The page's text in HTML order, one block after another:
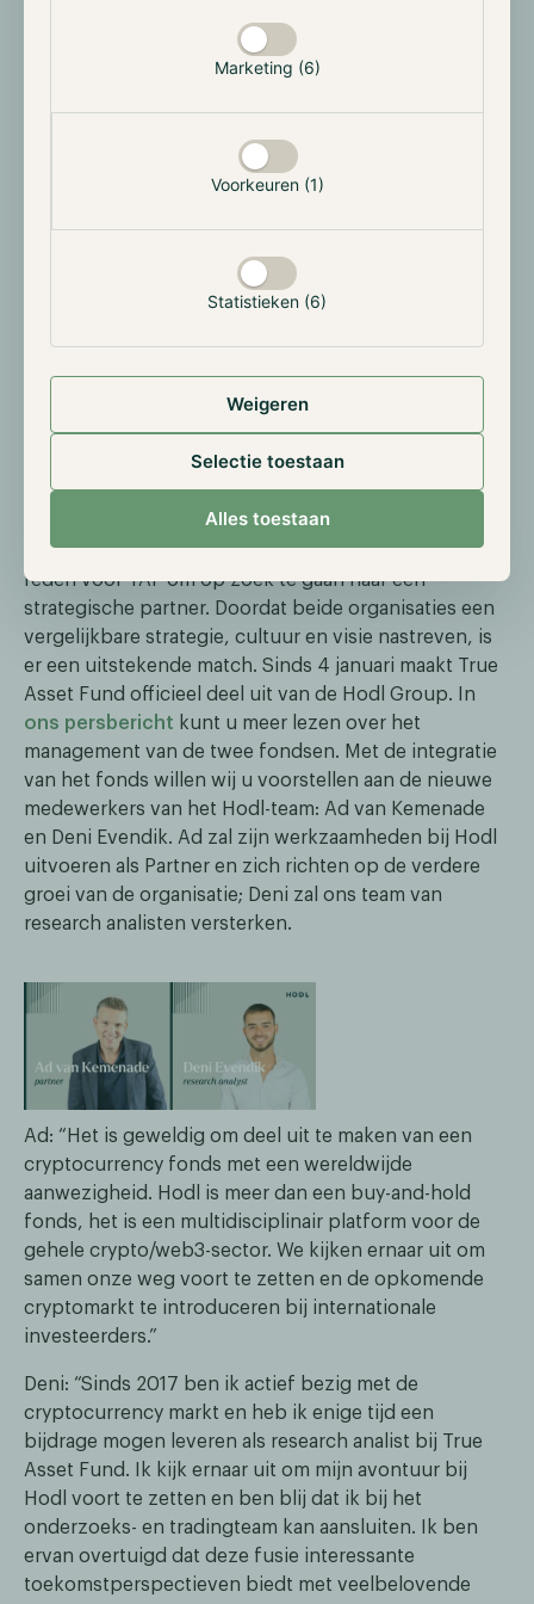
Marketing (6)
Voorkeuren (1)
Statistieken (6)
Weigeren
Selectie toestaan
Alles toestaan
AI. Vanwege de enorme mogelijkheden, schreven wij
eerder in 2021 al een uitgebreid artikel en rapport
over OCEAN. Door onze tijdige interesse in deze
sector profiteerden ook de Hodl-fondsen van de
opwaartse beweging van onder andere OCEAN.
Ondanks de hype die momenteel heerst, voorzien wij
ook op de lange termijn een interessante potentie
Lees het rapport
Op 25 januari kondigden we de fusie aan van het
Nederlandse cryptocurrency investeringsfonds True
Asset Fund II (TAF) met de Hodl Group. Met de groei
van de markt zullen er meer uitdagingen ontstaan en
zal de regelgeving toenemen. Dit was dan ook een
reden voor TAF om op zoek te gaan naar een
strategische partner. Doordat beide organisaties een
vergelijkbare strategie, cultuur en visie nastreven, is
er een uitstekende match. Sinds 4 januari maakt True
Asset Fund officieel deel uit van de Hodl Group. In
ons persbericht kunt u meer lezen over het
management van de twee fondsen. Met de integratie
van het fonds willen wij u voorstellen aan de nieuwe
medewerkers van het Hodl-team: Ad van Kemenade
en Deni Evendik. Ad zal zijn werkzaamheden bij Hodl
uitvoeren als Partner en zich richten op de verdere
groei van de organisatie; Deni zal ons team van
research analisten versterken.
Ad: “Het is geweldig om deel uit te maken van een
cryptocurrency fonds met een wereldwijde
aanwezigheid. Hodl is meer dan een buy-and-hold
fonds, het is een multidisciplinair platform voor de
gehele crypto/web3-sector. We kijken ernaar uit om
samen onze weg voort te zetten en de opkomende
cryptomarkt te introduceren bij internationale
investeerders.”
Deni: “Sinds 2017 ben ik actief bezig met de
cryptocurrency markt en heb ik enige tijd een
bijdrage mogen leveren als research analist bij True
Asset Fund. Ik kijk ernaar uit om mijn avontuur bij
Hodl voort te zetten en ben blij dat ik bij het
onderzoeks- en tradingteam kan aansluiten. Ik ben
ervan overtuigd dat deze fusie interessante
toekomstperspectieven biedt met veelbelovende